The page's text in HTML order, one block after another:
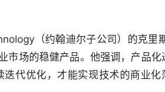
（约翰迪尔子公司）的克里
市场的稳健产品。他强调，产品化
代优化，才能实现技术的商业化